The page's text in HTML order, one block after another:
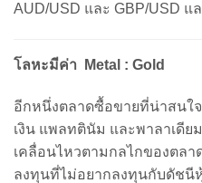
AUD/USD และ GBP/USD แ
โลหะมีค่า Metal : Gold
อีกหนึ่งตลาดซื้อขายที่น่าสนใ
เงิน แพลทตินัม และพาลาเดีย
เคลื่อนไหวตามกลไกของตลา
ลงทุนที่ไม่อยากลงทุนกับดัชนี